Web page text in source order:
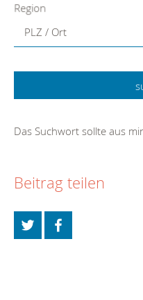
Region
PLZ / Ort
Das Suchwort sollte aus
Beitrag teilen